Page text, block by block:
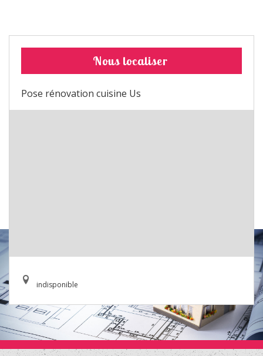
Nous localiser
Pose rénovation cuisine Us
indisponible